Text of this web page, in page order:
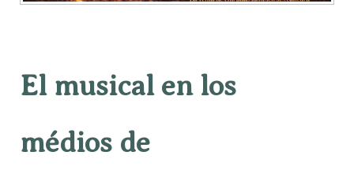
El musical en los
médios de